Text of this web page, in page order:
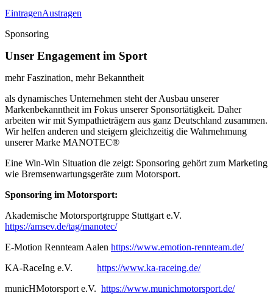
EintragenAustragen
Sponsoring
Unser Engagement im Sport
mehr Faszination, mehr Bekanntheit
als dynamisches Unternehmen steht der Ausbau unserer
Markenbekanntheit im Fokus unserer Sponsortätigkeit. Daher
arbeiten wir mit Sympathieträgern aus ganz Deutschland zusammen.
Wir helfen anderen und steigern gleichzeitig die Wahrnehmung
unserer Marke MANOTEC®
Eine Win-Win Situation die zeigt: Sponsoring gehört zum Marketing
wie Bremsenwartungsgeräte zum Motorsport.
Sponsoring im Motorsport:
Akademische Motorsportgruppe Stuttgart e.V.
https://amsev.de/tag/manotec/
E-Motion Rennteam Aalen https://www.emotion-rennteam.de/
KA-RaceIng e.V. https://www.ka-raceing.de/
municHMotorsport e.V. https://www.munichmotorsport.de/